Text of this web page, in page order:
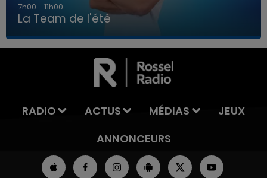
LA TEAM DE L'ÉTÉ
7h00 - 11h00
La Team de l'été
RADIO ACTUS MÉDIAS
JEUX
ANNONCEURS